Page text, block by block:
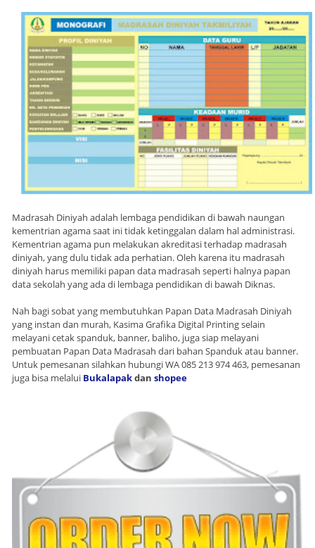
Madrasah Diniyah adalah lembaga pendidikan di bawah naungan
kementrian agama saat ini tidak ketinggalan dalam hal administrasi.
Kementrian agama pun melakukan akreditasi terhadap madrasah
diniyah, yang dulu tidak ada perhatian. Oleh karena itu madrasah
diniyah harus memiliki papan data madrasah seperti halnya papan
data sekolah yang ada di lembaga pendidikan di bawah Diknas.
Nah bagi sobat yang membutuhkan Papan Data Madrasah Diniyah
yang instan dan murah, Kasima Grafika Digital Printing selain
melayani cetak spanduk, banner, baliho, juga siap melayani
pembuatan Papan Data Madrasah dari bahan Spanduk atau banner.
Untuk pemesanan silahkan hubungi WA 085 213 974 463, pemesanan
juga bisa melalui Bukalapakdan shopee